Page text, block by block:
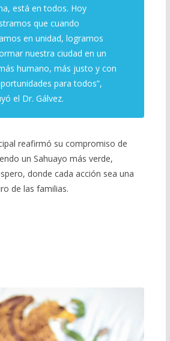
está en todos. Hoy
que cuando
en unidad, logramos
nuestra ciudad en un
humano, más justo y con
para todos”,
el Dr. Gálvez.
reafirmó su compromiso de
un Sahuayo más verde,
donde cada acción sea una
de las familias.